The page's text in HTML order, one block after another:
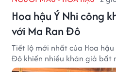
Hoa hậu Ý Nhi công
với Ma Ran Đô
Tiết lộ mới nhất của Hoa
Đô khiến nhiều khán giả bất